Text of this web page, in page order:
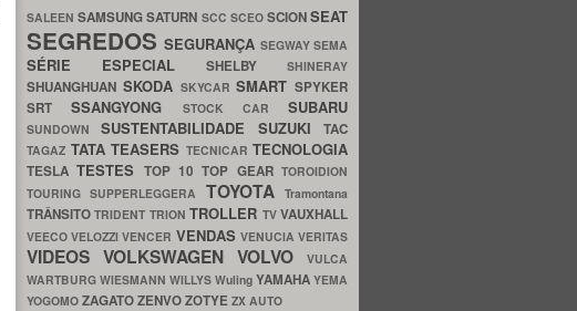
SALEENSAMSUNGSATURN SCC SCEO SCIONSEAT
SEGREDOSSEGURANÇA SEGWAYSEMA
SÉRIE ESPECIAL SHELBY SHINERAY
SHUANGHUAN SKODA SKYCARSMART SPYKER
SRTSSANGYONG STOCK CAR SUBARU
SUNDOWNSUSTENTABILIDADE SUZUKITAC
TAGAZ TATA TEASERS TECNICAR TECNOLOGIA
TESLATESTES TOP 10TOP GEARTOROIDION
TOURING SUPPERLEGGERA TOYOTATramontana
TRÂNSITOTRIDENT TRIONTROLLER TVVAUXHALL
VEECOVELOZZIVENCER VENDAS VENUCIAVERITAS
VIDEOS VOLKSWAGEN VOLVO
VULCA
WARTBURG WIESMANN WILLYS Wuling YAMAHA YEMA
YOGOMO ZAGATOZENVOZOTYE ZX AUTO